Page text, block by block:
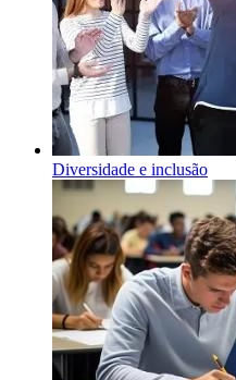
Diversidade e inclusão